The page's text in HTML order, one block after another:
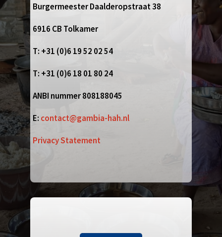
Burgermeester Daalderopstraat 38
6916 CB Tolkamer
T: +31 (0)6 19 52 02 54
T: +31 (0)6 18 01 80 24
ANBI nummer 808188045
E: contact@gambia-hah.nl
Privacy Statement